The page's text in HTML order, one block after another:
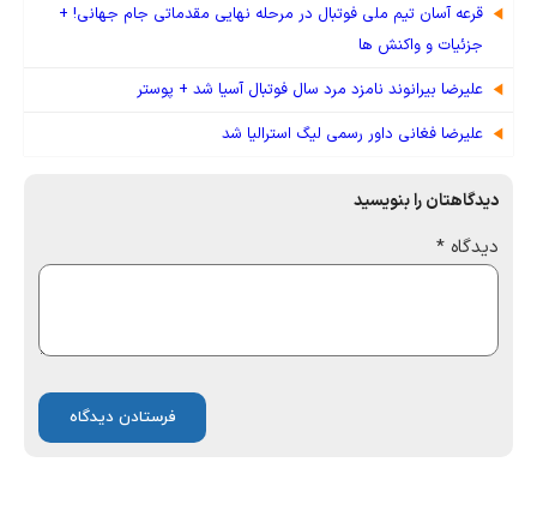
قرعه آسان تیم ملی فوتبال در مرحله نهایی مقدماتی جام جهانی! +
جزئیات و واکنش ها
علیرضا بیرانوند نامزد مرد سال فوتبال آسیا شد + پوستر
علیرضا فغانی داور رسمی لیگ استرالیا شد
دیدگاهتان را بنویسید
دیدگاه *